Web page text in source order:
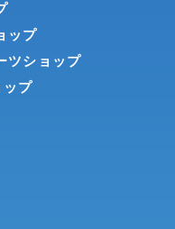
ップ
ツショップ
プ